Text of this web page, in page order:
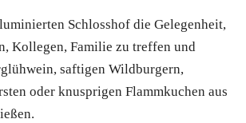
Schlosshof die Gelegenheit,
Kollegen, Familie zu treffen und
saftigen Wildburgern,
oder knusprigen Flammkuchen aus